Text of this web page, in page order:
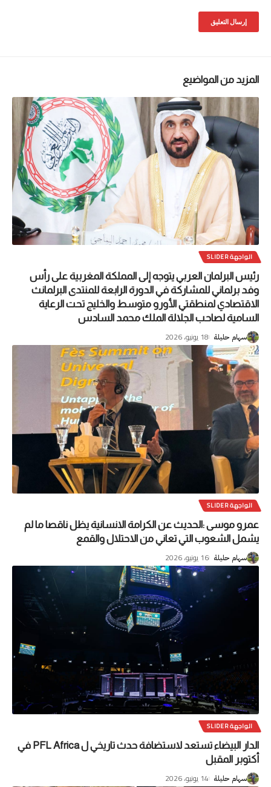
المزيد من المواضيع
الواجهة SLIDER
رئيس البرلمان العربي يتوجه إلى المملكة المغربية على رأس
وفد برلماني للمشاركة في الدورة الرابعة للمنتدى البرلمانث
الاقتصادي لمنطقتي الأورو متوسط والخليج تحت الرعاية
السامية لصاحب الجلالة الملك محمد السادس
سهام حليلة 18 يونيو، 2026
الواجهة SLIDER
عمرو موسى :الحديث عن الكرامة الانسانية يظل ناقصا ما لم
يشمل الشعوب التي تعاني من الاحتلال والقمع
سهام حليلة 16 يونيو، 2026
الواجهة SLIDER
الدار البيضاء تستعد لاستضافة حدث تاريخي ل PFL Africa في
أكتوبر المقبل
سهام حليلة 14 يونيو، 2026